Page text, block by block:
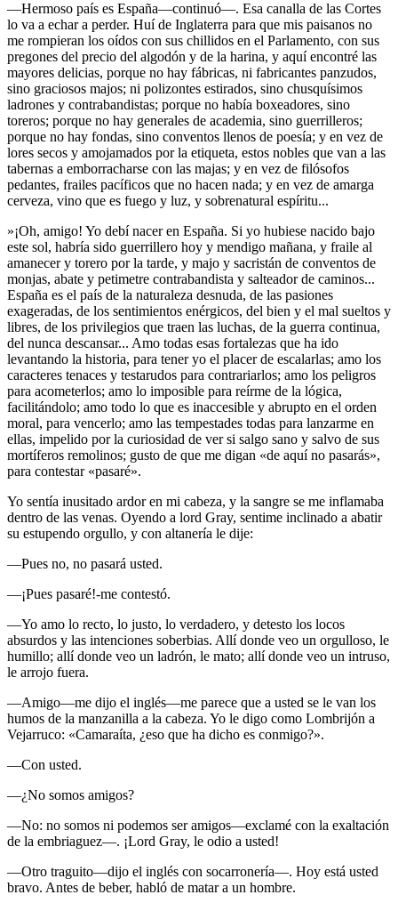
—Hermoso país es España—continuó—. Esa canalla de las Cortes
lo va a echar a perder. Huí de Inglaterra para que mis paisanos no
me rompieran los oídos con sus chillidos en el Parlamento, con sus
pregones del precio del algodón y de la harina, y aquí encontré las
mayores delicias, porque no hay fábricas, ni fabricantes panzudos,
sino graciosos majos; ni polizontes estirados, sino chusquísimos
ladrones y contrabandistas; porque no había boxeadores, sino
toreros; porque no hay generales de academia, sino guerrilleros;
porque no hay fondas, sino conventos llenos de poesía; y en vez de
lores secos y amojamados por la etiqueta, estos nobles que van a las
tabernas a emborracharse con las majas; y en vez de filósofos
pedantes, frailes pacíficos que no hacen nada; y en vez de amarga
cerveza, vino que es fuego y luz, y sobrenatural espíritu...
»¡Oh, amigo! Yo debí nacer en España. Si yo hubiese nacido bajo
este sol, habría sido guerrillero hoy y mendigo mañana, y fraile al
amanecer y torero por la tarde, y majo y sacristán de conventos de
monjas, abate y petimetre contrabandista y salteador de caminos...
España es el país de la naturaleza desnuda, de las pasiones
exageradas, de los sentimientos enérgicos, del bien y el mal sueltos y
libres, de los privilegios que traen las luchas, de la guerra continua,
del nunca descansar... Amo todas esas fortalezas que ha ido
levantando la historia, para tener yo el placer de escalarlas; amo los
caracteres tenaces y testarudos para contrariarlos; amo los peligros
para acometerlos; amo lo imposible para reírme de la lógica,
facilitándolo; amo todo lo que es inaccesible y abrupto en el orden
moral, para vencerlo; amo las tempestades todas para lanzarme en
ellas, impelido por la curiosidad de ver si salgo sano y salvo de sus
mortíferos remolinos; gusto de que me digan «de aquí no pasarás»,
para contestar «pasaré».
Yo sentía inusitado ardor en mi cabeza, y la sangre se me inflamaba
dentro de las venas. Oyendo a lord Gray, sentime inclinado a abatir
su estupendo orgullo, y con altanería le dije:
—Pues no, no pasará usted.
—¡Pues pasaré!-me contestó.
—Yo amo lo recto, lo justo, lo verdadero, y detesto los locos
absurdos y las intenciones soberbias. Allí donde veo un orgulloso, le
humillo; allí donde veo un ladrón, le mato; allí donde veo un intruso,
le arrojo fuera.
—Amigo—me dijo el inglés—me parece que a usted se le van los
humos de la manzanilla a la cabeza. Yo le digo como Lombrijón a
Vejarruco: «Camaraíta, ¿eso que ha dicho es conmigo?».
—Con usted.
—¿No somos amigos?
—No: no somos ni podemos ser amigos—exclamé con la exaltación
de la embriaguez—. ¡Lord Gray, le odio a usted!
—Otro traguito—dijo el inglés con socarronería—. Hoy está usted
bravo. Antes de beber, habló de matar a un hombre.